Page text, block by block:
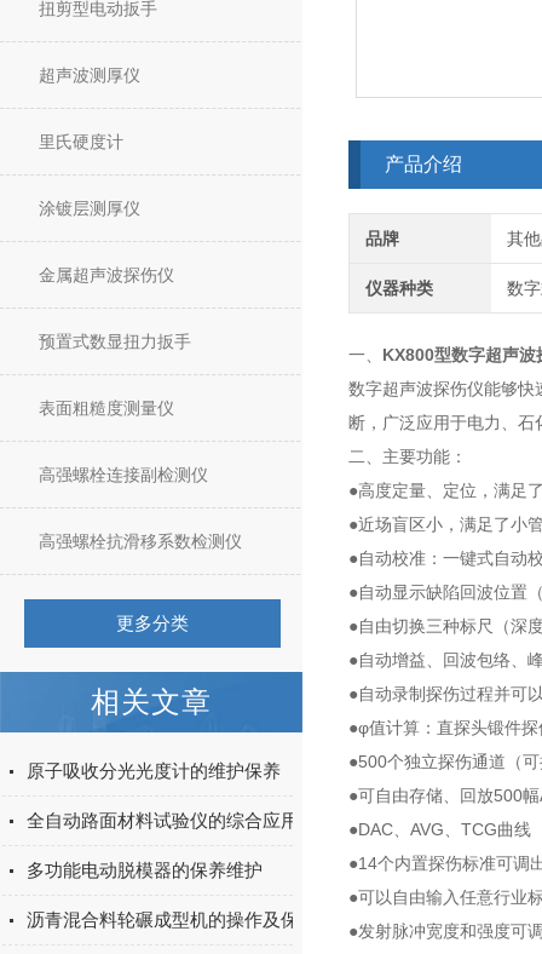
扭剪型电动扳手
超声波测厚仪
里氏硬度计
涂镀层测厚仪
金属超声波探伤仪
预置式数显扭力扳手
表面粗糙度测量仪
高强螺栓连接副检测仪
高强螺栓抗滑移系数检测仪
更多分类
相关文章
原子吸收分光光度计的维护保养
全自动路面材料试验仪的综合应用与发展趋势
多功能电动脱模器的保养维护
沥青混合料轮碾成型机的操作及保养
产品介绍
品牌 其
仪器种类 数
一、 KX800型数字超声波
数字超声波探伤仪能够
断，广泛应用于电力、
二、主要功能：
●高度定量、定位，满足
●近场盲区小，满足了小
●自动校准：一键式自动
●自动显示缺陷回波位置
●自由切换三种标尺（深
●自动增益、回波包络、
●自动录制探伤过程并可
●φ值计算：直探头锻件
●500个独立探伤通道（
●可自由存储、回放500
●DAC、AVG、TCG曲线
●14个内置探伤标准可调
●可以自由输入任意行业
●发射脉冲宽度和强度可